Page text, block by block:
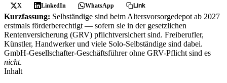
X LinkedIn WhatsApp Link
Kurzfassung: Selbständige sind beim Altersvorsorgedepot ab 2027
erstmals förderberechtigt — sofern sie in der gesetzlichen
Rentenversicherung (GRV) pflichtversichert sind. Freiberufler,
Künstler, Handwerker und viele Solo-Selbständige sind dabei.
GmbH-Gesellschafter-Geschäftsführer ohne GRV-Pflicht sind es
nicht.
Inhalt